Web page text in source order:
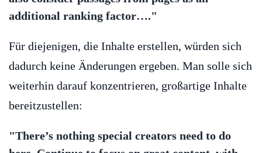
additional ranking factor…."
Für diejenigen, die Inhalte erstellen, würden sich
dadurch keine Änderungen ergeben. Man solle sich
weiterhin darauf konzentrieren, großartige Inhalte
bereitzustellen:
"There’s nothing special creators need to do